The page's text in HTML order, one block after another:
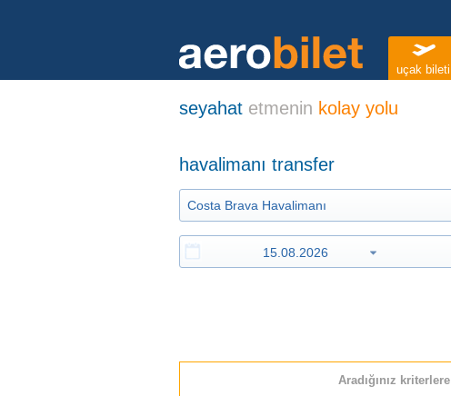
uçak bileti
seyahat etmenin kolay yolu
havalimanı transfer
Aradığınız